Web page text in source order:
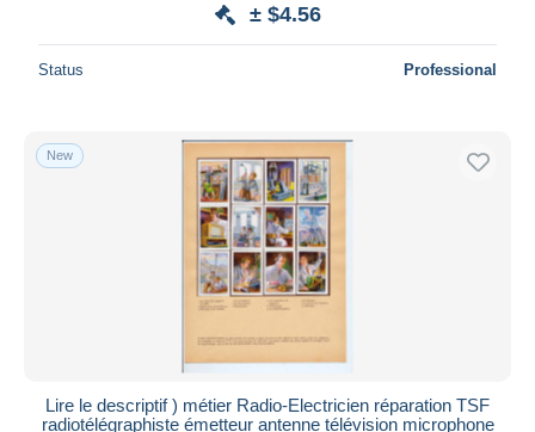
± $4.56
Status Professional
New
Lire le descriptif ) métier Radio-Electricien réparation TSF
radiotélégraphiste émetteur antenne télévision microphone